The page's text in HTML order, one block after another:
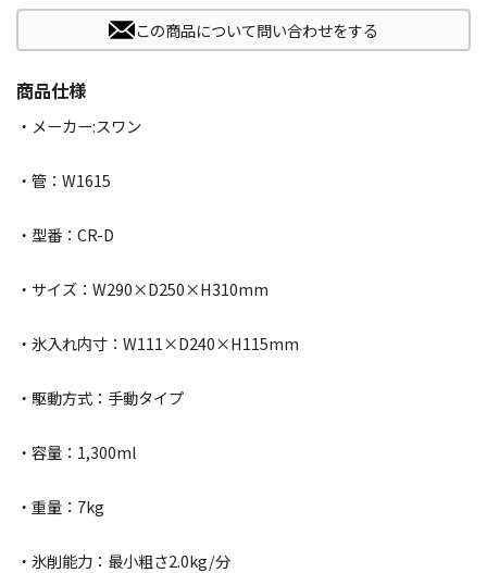
この商品について問い合わせをする
商品仕様
・メーカー:スワン
・管：W1615
・型番：CR-D
・サイズ：W290×D250×H310mm
・氷入れ内寸：W111×D240×H115mm
・駆動方式：手動タイプ
・容量：1,300ml
・重量：7kg
・氷削能力：最小粗さ2.0kg/分